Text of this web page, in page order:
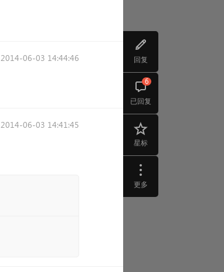
回复
已回复
6
星标
更多
2014-06-03 14:44:46
2014-06-03 14:41:45